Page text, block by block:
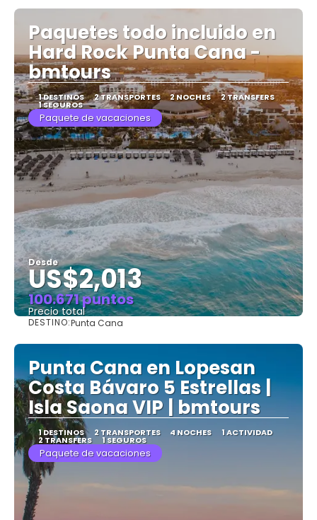
Paquetes todo incluido en
Hard Rock Punta Cana -
bmtours
1 DESTINOS 2 TRANSPORTES 2 NOCHES 2 TRANSFERS
1 SEGUROS
Paquete de vacaciones
Desde
US$2,013
100.671 puntos
Precio total
DESTINO:Punta Cana
Punta Cana en Lopesan
Costa Bávaro 5 Estrellas |
Isla Saona VIP | bmtours
1 DESTINOS 2 TRANSPORTES 4 NOCHES 1 ACTIVIDAD
2 TRANSFERS 1 SEGUROS
Paquete de vacaciones